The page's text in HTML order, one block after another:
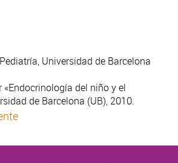
Universidad de Barcelona
«Endocrinología del niño y el
de Barcelona (UB), 2010.